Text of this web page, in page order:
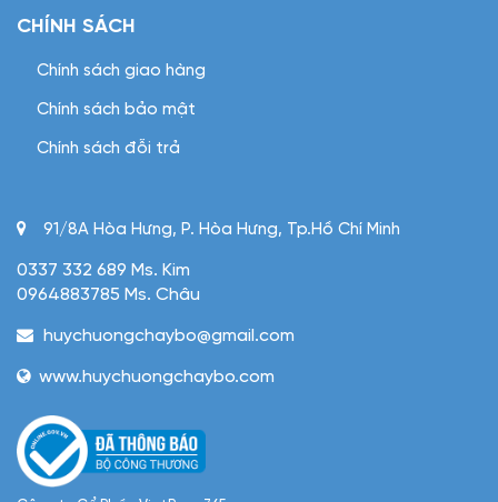
CHÍNH SÁCH
Chính sách giao hàng
Chính sách bảo mật
Chính sách đỗi trả
91/8A Hòa Hưng, P. Hòa Hưng, Tp.Hồ Chí Minh
0337 332 689 Ms. Kim
0964883785 Ms. Châu
huychuongchaybo@gmail.com
www.huychuongchaybo.com